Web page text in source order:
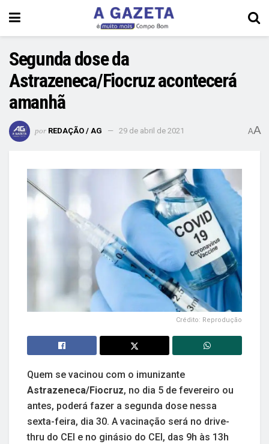
Segunda dose da
Astrazeneca/Fiocruz acontecerá
amanhã
por REDAÇÃO / AG 29 de abril de 2021 AA
Crédito: Reprodução
Quem se vacinou com o imunizante
Astrazeneca/Fiocruz, no dia 5 de fevereiro ou
antes, poderá fazer a segunda dose nessa
sexta-feira, dia 30. A vacinação será no drive-
thru do CEI e no ginásio do CEI, das 9h às 13h